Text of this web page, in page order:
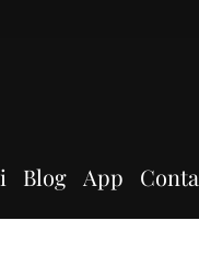
Blog App